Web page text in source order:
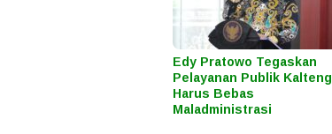
Edy Pratowo Tegaskan
Pelayanan Publik Kalteng
Harus Bebas
Maladministrasi